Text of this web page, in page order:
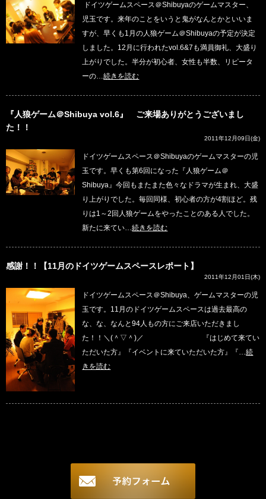
ドイツゲームスペース＠Shibuyaのゲームマスター、
児玉です。来年のことをいうと鬼がなんとかといいま
すが、早くも1月の人狼ゲーム＠Shibuyaの予定が決定
しました。12月に行われたvol.6&7も満員御礼、大盛り
上がりでした。半分が初心者、女性も半数、リピータ
ーの…続きを読む
『人狼ゲーム＠Shibuya vol.6』 ご来場ありがとうございまし
た！！
2011年12月09日(金)
ドイツゲームスペース＠Shibuyaのゲームマスターの児
玉です。早くも第6回になった『人狼ゲーム＠
Shibuya』今回もまたまた色々なドラマが生まれ、大盛
り上がりでした。毎回同様、初心者の方が4割ほど。残
りは1～2回人狼ゲームをやったことのある人でした。
新たに来てい…続きを読む
感謝！！【11月のドイツゲームスペースレポート】
2011年12月01日(木)
ドイツゲームスペース＠Shibuya、ゲームマスターの児
玉です。11月のドイツゲームスペースは過去最高の
な、な、なんと94人もの方にご来店いただきまし
た！！＼(＾▽＾)／ 『はじめて来てい
ただいた方』『イベントに来ていただいた方』『…続
きを読む